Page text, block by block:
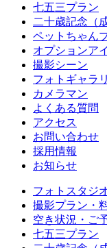
七五三プラン
二十歳記念（
ペットちゃん
オプションア
撮影シーン
フォトギャラ
カメラマン
よくある質問
アクセス
お問い合わせ
採用情報
お知らせ
フォトスタジ
撮影プラン・
空き状況・ご
七五三プラン